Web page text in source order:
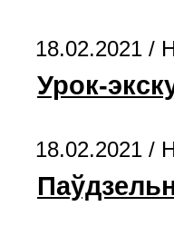
18.02.2021 /
Урок-
18.02.2021 /